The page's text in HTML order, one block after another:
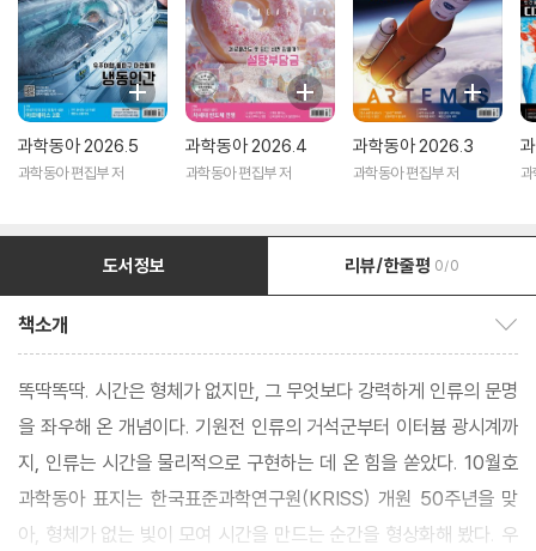
과학동아 2026.5
과학동아 편집부 저
과학동아 2026.4
과학동아 편집부 저
과학동아 2026.3
과학동아 편집부 저
도서정보 리뷰/한줄평 0/0
책소개
똑딱똑딱. 시간은 형체가 없지만, 그 무엇보다 강력하게 인류의 문명
을 좌우해 온 개념이다. 기원전 인류의 거석군부터 이터븀 광시계까
지, 인류는 시간을 물리적으로 구현하는 데 온 힘을 쏟았다. 10월호
과학동아 표지는 한국표준과학연구원(KRISS) 개원 50주년을 맞
아, 형체가 없는 빛이 모여 시간을 만드는 순간을 형상화해 봤다. 우